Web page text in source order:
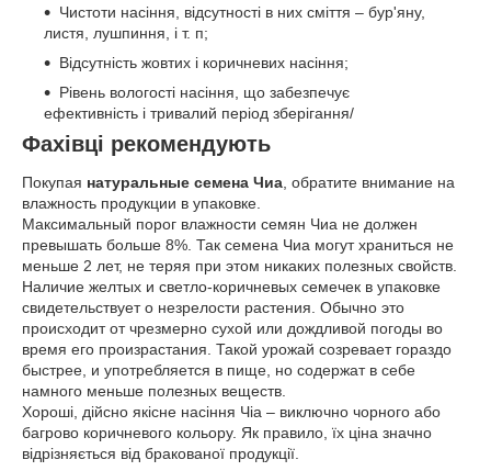
Чистоти насіння, відсутності в них сміття – бур'яну,
листя, лушпиння, і т. п;
Відсутність жовтих і коричневих насіння;
Рівень вологості насіння, що забезпечує
ефективність і тривалий період зберігання/
Фахівці рекомендують
Покупая натуральные семена Чиа, обратите внимание на
влажность продукции в упаковке.
Максимальный порог влажности семян Чиа не должен
превышать больше 8%. Так семена Чиа могут храниться не
меньше 2 лет, не теряя при этом никаких полезных свойств.
Наличие желтых и светло-коричневых семечек в упаковке
свидетельствует о незрелости растения. Обычно это
происходит от чрезмерно сухой или дождливой погоды во
время его произрастания. Такой урожай созревает гораздо
быстрее, и употребляется в пище, но содержат в себе
намного меньше полезных веществ.
Хороші, дійсно якісне насіння Чіа – виключно чорного або
багрово коричневого кольору. Як правило, їх ціна значно
відрізняється від бракованої продукції.